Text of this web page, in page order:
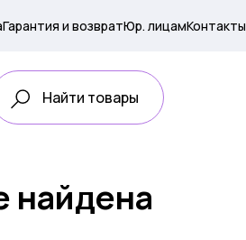
Гарантия и возвратЮр. лицамКонтакты
найдена